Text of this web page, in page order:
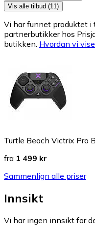
Vis alle tilbud (11)
Vi har funnet produktet
partnerbutikker hos
butikken. Hvordan vi
Turtle Beach Victrix Pro
fra 1 499 kr
Sammenlign alle priser
Innsikt
Vi har ingen innsikt for